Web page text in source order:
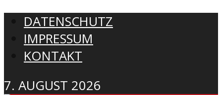
DATENSCHUTZ
IMPRESSUM
KONTAKT
7. AUGUST 2026